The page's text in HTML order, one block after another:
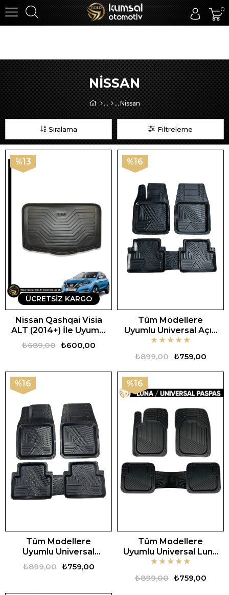
0
NISSAN
Nissan
Filtreleme
Sıralama
Nissan Qashqai Visia
ALT (2014+) İle Uyumlu
Araca Özel 3D Bagaj
Havuzu
₺600,00
₺689,00
%13
ÜCRETSIZ KARGO
Tüm Modellere
Uyumlu Universal Açık
Zebra Oto Paspas
★★★★★
₺759,00
₺899,00
%16
Tüm Modellere
Uyumlu Universal
Kapalı Zebra Oto
Paspas
₺759,00
₺899,00
%16
Tüm Modellere
Uyumlu Universal Luna
Oto Paspas
★★★★★
₺759,00
₺899,00
%16